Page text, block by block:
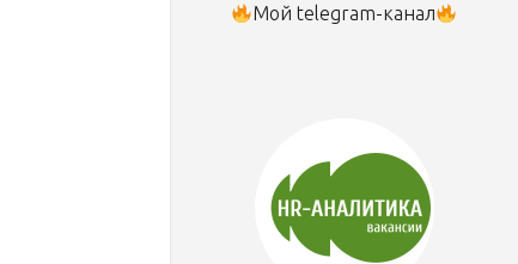
Мой telegram-канал